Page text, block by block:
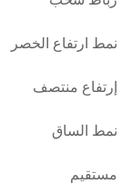
نمط ارتفاع الخصر
إرتفاع منتصف
نمط الساق
مستقيم